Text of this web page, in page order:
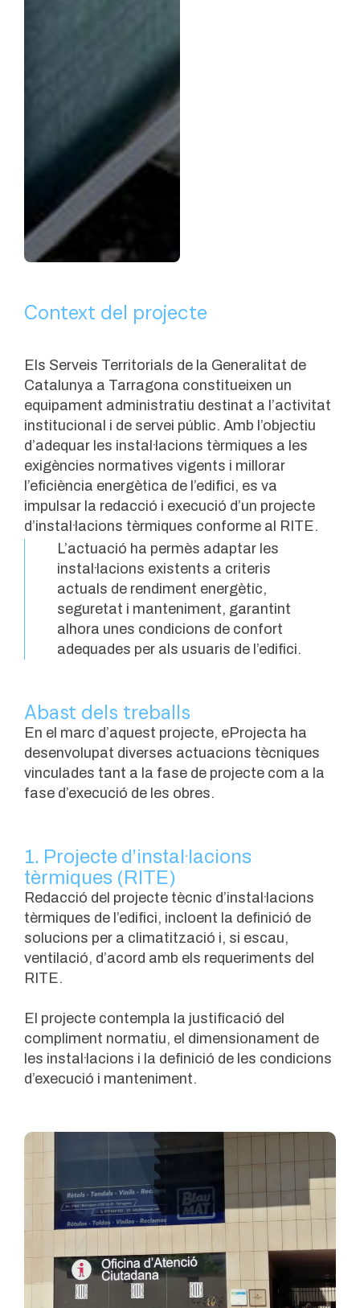
Context del projecte
Els Serveis Territorials de la Generalitat de
Catalunya a Tarragona constitueixen un
equipament administratiu destinat a l’activitat
institucional i de servei públic. Amb l’objectiu
d’adequar les instal·lacions tèrmiques a les
exigències normatives vigents i millorar
l’eficiència energètica de l’edifici, es va
impulsar la redacció i execució d’un projecte
d’instal·lacions tèrmiques conforme al RITE.
L’actuació ha permès adaptar les
instal·lacions existents a criteris
actuals de rendiment energètic,
seguretat i manteniment, garantint
alhora unes condicions de confort
adequades per als usuaris de l’edifici.
Abast dels treballs
En el marc d’aquest projecte, eProjecta ha
desenvolupat diverses actuacions tècniques
vinculades tant a la fase de projecte com a la
fase d’execució de les obres.
1. Projecte d’instal·lacions
tèrmiques (RITE)
Redacció del projecte tècnic d’instal·lacions
tèrmiques de l’edifici, incloent la definició de
solucions per a climatització i, si escau,
ventilació, d’acord amb els requeriments del
RITE.
El projecte contempla la justificació del
compliment normatiu, el dimensionament de
les instal·lacions i la definició de les condicions
d’execució i manteniment.